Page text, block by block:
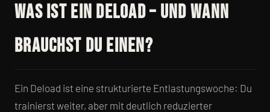
Was ist ein Deload – und wann
brauchst du einen?
Ein Deload ist eine strukturierte Entlastungswoche: Du
trainierst weiter, aber mit deutlich reduzierter